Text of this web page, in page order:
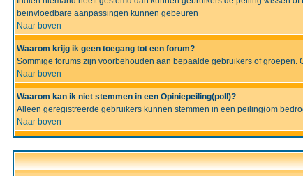
beinvloedbare aanpassingen kunnen gebeuren
Naar boven
Waarom krijg ik geen toegang tot een forum?
Sommige forums zijn voorbehouden aan bepaalde gebruikers of
Naar boven
Waarom kan ik niet stemmen in een Opiniepeiling(poll)?
Alleen geregistreerde gebruikers kunnen stemmen in een peiling(om
Naar boven